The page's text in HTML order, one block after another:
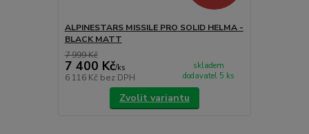
ALPINESTARS MISSILE PRO SOLID HELMA -
BLACK MATT
7 999 Kč
7 400 Kč/ks
6 116 Kč bez DPH
skladem
dodavatel 5 ks
Zvolit variantu